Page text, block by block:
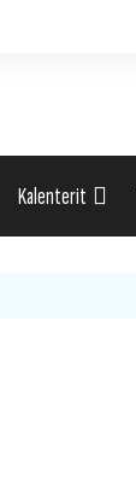
Kalenterit